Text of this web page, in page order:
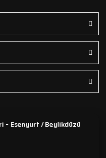
– Esenyurt / Beylikdüzü